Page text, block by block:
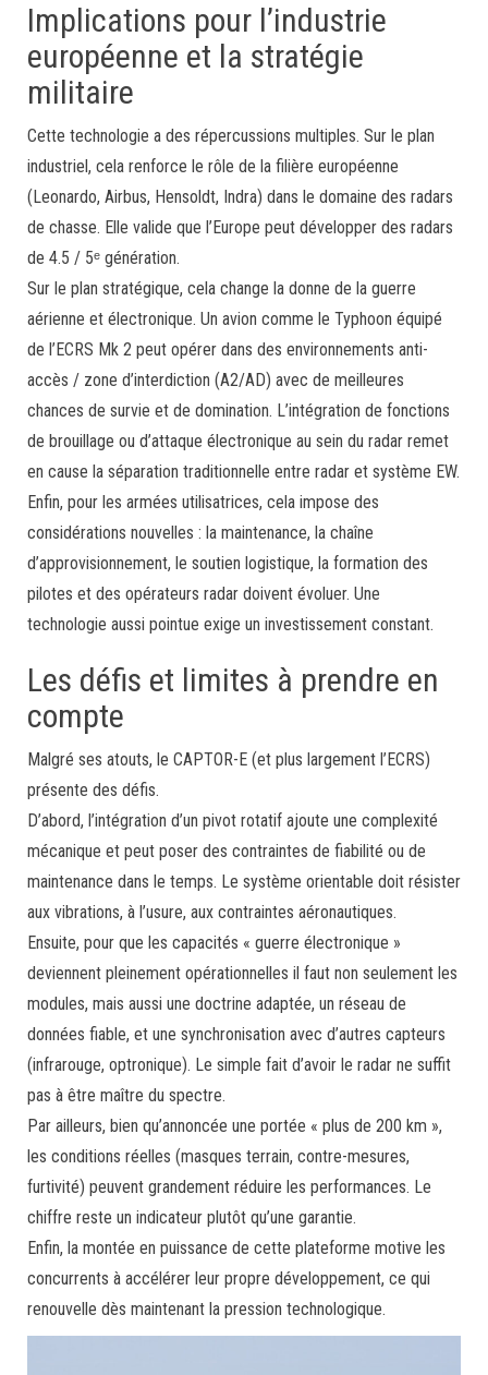
Implications pour l’industrie
européenne et la stratégie
militaire
Cette technologie a des répercussions multiples. Sur le plan
industriel, cela renforce le rôle de la filière européenne
(Leonardo, Airbus, Hensoldt, Indra) dans le domaine des radars
de chasse. Elle valide que l’Europe peut développer des radars
de 4.5 / 5ᵉ génération.
Sur le plan stratégique, cela change la donne de la guerre
aérienne et électronique. Un avion comme le Typhoon équipé
de l’ECRS Mk 2 peut opérer dans des environnements anti-
accès / zone d’interdiction (A2/AD) avec de meilleures
chances de survie et de domination. L’intégration de fonctions
de brouillage ou d’attaque électronique au sein du radar remet
en cause la séparation traditionnelle entre radar et système EW.
Enfin, pour les armées utilisatrices, cela impose des
considérations nouvelles : la maintenance, la chaîne
d’approvisionnement, le soutien logistique, la formation des
pilotes et des opérateurs radar doivent évoluer. Une
technologie aussi pointue exige un investissement constant.
Les défis et limites à prendre en
compte
Malgré ses atouts, le CAPTOR-E (et plus largement l’ECRS)
présente des défis.
D’abord, l’intégration d’un pivot rotatif ajoute une complexité
mécanique et peut poser des contraintes de fiabilité ou de
maintenance dans le temps. Le système orientable doit résister
aux vibrations, à l’usure, aux contraintes aéronautiques.
Ensuite, pour que les capacités « guerre électronique »
deviennent pleinement opérationnelles il faut non seulement les
modules, mais aussi une doctrine adaptée, un réseau de
données fiable, et une synchronisation avec d’autres capteurs
(infrarouge, optronique). Le simple fait d’avoir le radar ne suffit
pas à être maître du spectre.
Par ailleurs, bien qu’annoncée une portée « plus de 200 km »,
les conditions réelles (masques terrain, contre-mesures,
furtivité) peuvent grandement réduire les performances. Le
chiffre reste un indicateur plutôt qu’une garantie.
Enfin, la montée en puissance de cette plateforme motive les
concurrents à accélérer leur propre développement, ce qui
renouvelle dès maintenant la pression technologique.